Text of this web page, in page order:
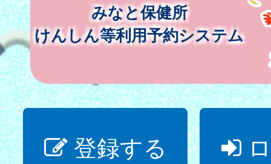
みなと保健所
けんしん等利用予約システム
登録する